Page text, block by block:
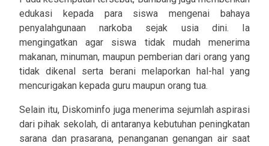
edukasi kepada para siswa mengenai bahaya
penyalahgunaan narkoba sejak usia dini. Ia
mengingatkan agar siswa tidak mudah menerima
makanan, minuman, maupun pemberian dari orang yang
tidak dikenal serta berani melaporkan hal-hal yang
mencurigakan kepada guru maupun orang tua.
Selain itu, Diskominfo juga menerima sejumlah aspirasi
dari pihak sekolah, di antaranya kebutuhan peningkatan
sarana dan prasarana, penanganan genangan air saat